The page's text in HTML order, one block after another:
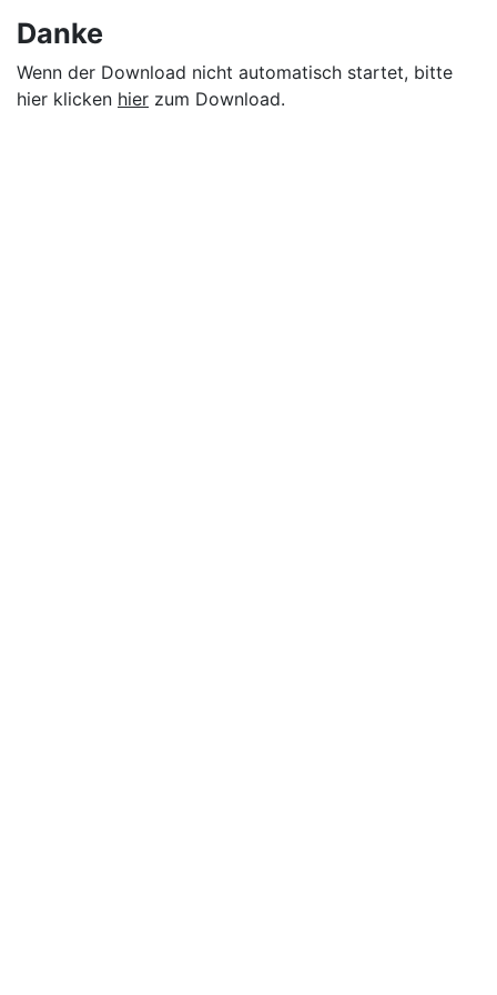
Danke
Wenn der Download nicht automatisch startet, bitte
hier klicken hier zum Download.